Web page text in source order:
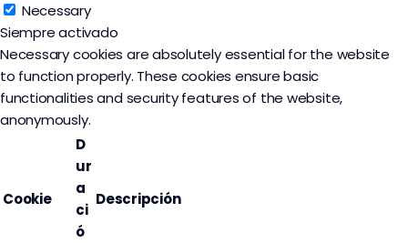
Necessary
Siempre activado
Necessary cookies are absolutely essential for the website
to function properly. These cookies ensure basic
functionalities and security features of the website,
anonymously.
Cookie
D
ur
a
ci
ó
Descripción